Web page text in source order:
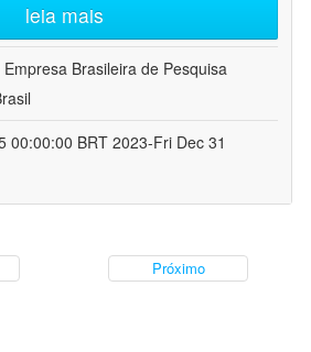
leia mais
Empresa Brasileira de Pesquisa
00:00:00 BRT 2023-Fri Dec 31
Próximo